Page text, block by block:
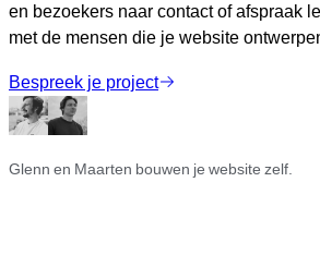
en bezoekers naar contact of afspraak
met de mensen die je website
Bespreek je project
Glenn en Maarten bouwen je website zelf.